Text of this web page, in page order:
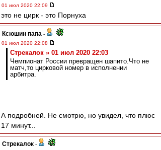
01 июл 2020 22:09
это не цирк - это Порнуха
Ксюшин папа -
01 июл 2020 22:08
Стрекалок » 01 июл 2020 22:03
Чемпионат России превращен шапито.Что не
матч,то цирковой номер в исполнении
арбитра.
А подробней. Не смотрю, но увидел, что плюс
17 минут...
Стрекалок -